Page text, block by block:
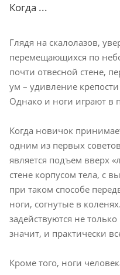
Когда ...
Глядя на скалолазов,
перемещающихся по
почти отвесной стене,
ум – удивление
Однако и ноги играют в
Когда новичок
одним из первых
является подъем вверх
стене корпусом тела, с
при таком способе
ноги, согнутые в
задействуются не
значит, и практически
Кроме того, ноги